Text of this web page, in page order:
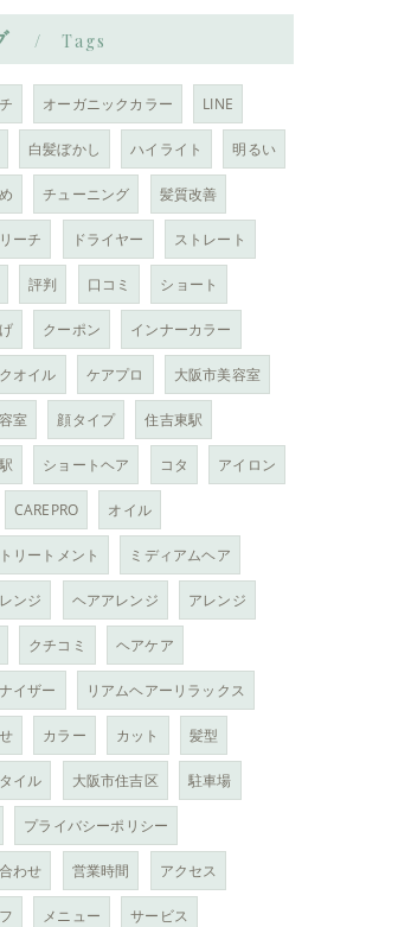
Tags
オーガニックカラー LINE
白髪ぼかし ハイライト 明るい
チューニング 髪質改善
ーチ ドライヤー ストレート
評判 口コミ ショート
クーポン インナーカラー
オイル ケアプロ 大阪市美容室
室 顔タイプ 住吉東駅
ショートヘア コタ アイロン
CAREPRO オイル
リートメント ミディアムヘア
ンジ ヘアアレンジ アレンジ
クチコミ ヘアケア
イザー リアムヘアーリラックス
カラー カット 髪型
イル 大阪市住吉区 駐車場
プライバシーポリシー
わせ 営業時間 アクセス
メニュー サービス